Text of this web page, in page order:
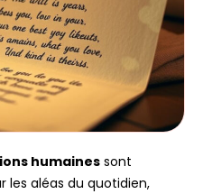
humainessont
les aléas du quotidien,